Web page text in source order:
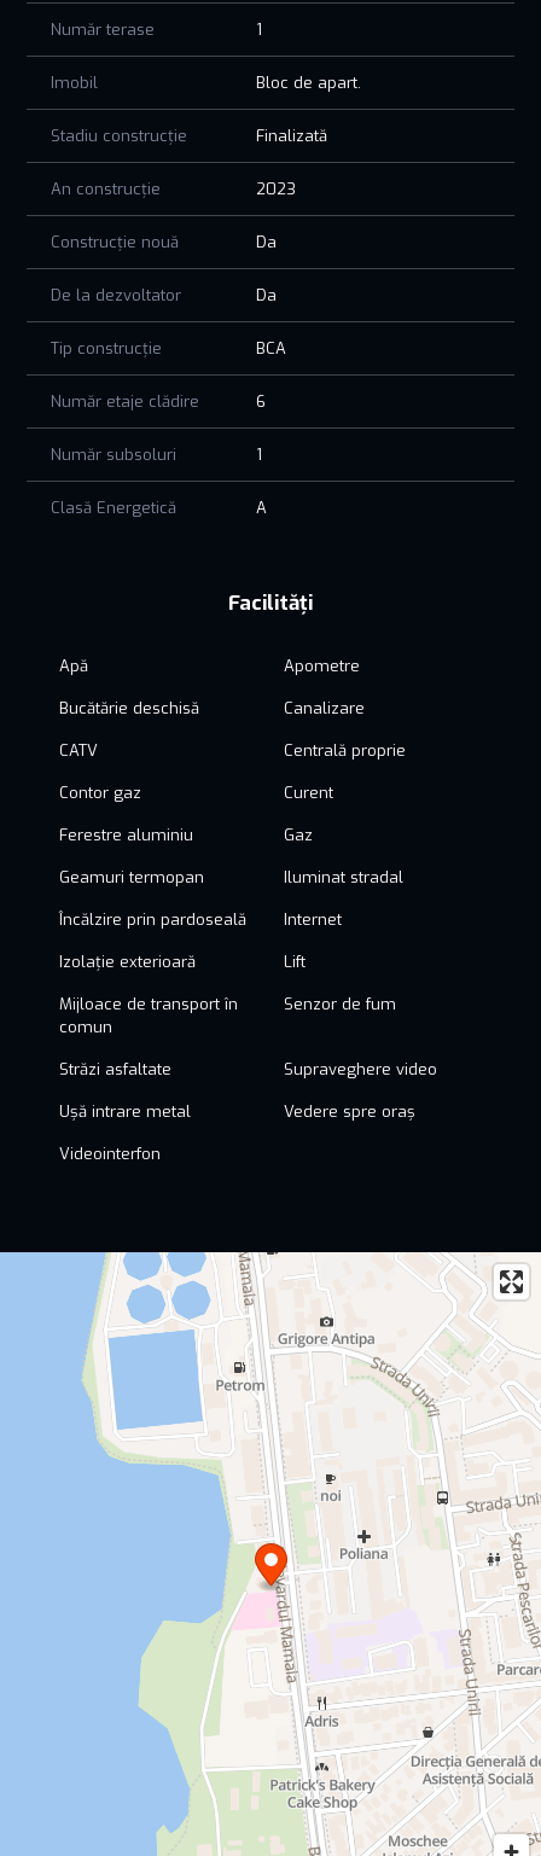
Număr terase 1
Imobil Bloc de apart.
Stadiu construcție Finalizată
An construcție 2023
Construcție nouă Da
De la dezvoltator Da
Tip construcție BCA
Număr etaje clădire 6
Număr subsoluri 1
Clasă Energetică A
Facilități
Apă Apometre
Bucătărie deschisă Canalizare
CATV Centrală proprie
Contor gaz Curent
Ferestre aluminiu Gaz
Geamuri termopan Iluminat stradal
Încălzire prin pardoseală Internet
Izolație exterioară Lift
Mijloace de transport în
comun
Senzor de fum
Străzi asfaltate Supraveghere video
Ușă intrare metal Vedere spre oraș
Videointerfon